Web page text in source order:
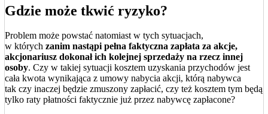
Gdzie może tkwić ryzyko?
Problem może powstać natomiast w tych sytuacjach,
w których zanim nastąpi pełna faktyczna zapłata za akcje,
akcjonariusz dokonał ich kolejnej sprzedaży na rzecz innej
osoby. Czy w takiej sytuacji kosztem uzyskania przychodów jest
cała kwota wynikająca z umowy nabycia akcji, którą nabywca
tak czy inaczej będzie zmuszony zapłacić, czy też kosztem tym będą
tylko raty płatności faktycznie już przez nabywcę zapłacone?